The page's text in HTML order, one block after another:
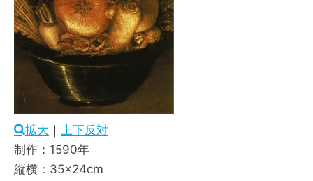
拡大 ｜ 上下反対
制作：1590年
縦横：35×24cm